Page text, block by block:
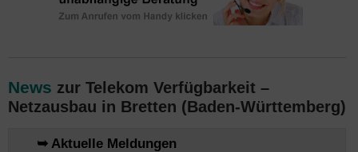
News zur Telekom Verfügbarkeit –
Netzausbau in Bretten (Baden-Württemberg)
➥ Aktuelle Meldungen